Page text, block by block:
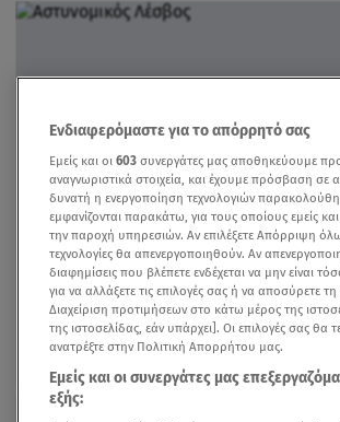
Ενδιαφερόμαστε για το απόρρητό σας
Εμείς και οι 603 συνεργάτες μας αποθηκεύουμε
αναγνωριστικά στοιχεία, και έχουμε πρόσβαση
δυνατή η ενεργοποίηση τεχνολογιών
εμφανίζονται παρακάτω, για τους οποίους εμείς
την παροχή υπηρεσιών. Αν επιλέξετε Απόρριψη
τεχνολογίες θα απενεργοποιηθούν. Αν
διαφημίσεις που βλέπετε ενδέχεται να μην είναι
για να αλλάξετε τις επιλογές σας ή να αποσύρετε
Διαχείριση προτιμήσεων στο κάτω μέρος της
της ιστοσελίδας, εάν υπάρχει]. Οι επιλογές σας θα
ανατρέξτε στην Πολιτική Απορρήτου μας.
Εμείς και οι συνεργάτες μας
εξής: